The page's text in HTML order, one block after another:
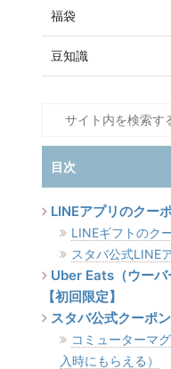
福袋
豆知識
目次
LINEアプリのクー
LINEギフトのク
スタバ公式LINE
Uber Eats（ウー
【初回限定】
スタバ公式クーポン
コミューターマ
入時にもらえる）